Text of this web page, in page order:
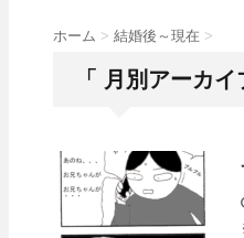
ホーム > 結婚後～現在 >
「 月別アーカ